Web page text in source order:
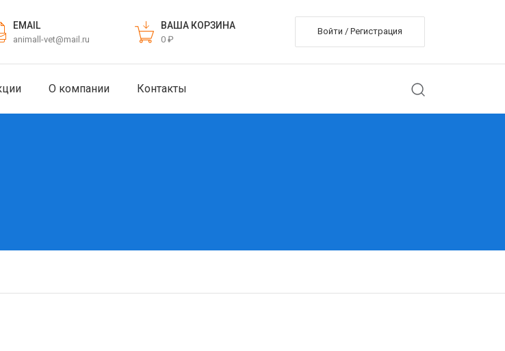
EMAIL
animall-vet@mail.ru
ВАША КОРЗИНА
0 ₽
Войти / Регистрация
О компании Контакты